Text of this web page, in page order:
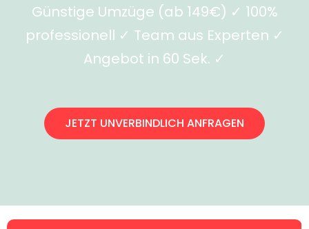
Günstige Umzüge (ab 149€) ✓ 100%
professionell ✓ Team aus Experten ✓
Angebot in 60 Sek. ✓
JETZT UNVERBINDLICH ANFRAGEN